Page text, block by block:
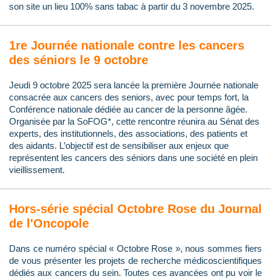
son site un lieu 100% sans tabac à partir du 3 novembre 2025.
1re Journée nationale contre les cancers
des séniors le 9 octobre
Jeudi 9 octobre 2025 sera lancée la première Journée nationale
consacrée aux cancers des seniors, avec pour temps fort, la
Conférence nationale dédiée au cancer de la personne âgée.
Organisée par la SoFOG*, cette rencontre réunira au Sénat des
experts, des institutionnels, des associations, des patients et
des aidants. L’objectif est de sensibiliser aux enjeux que
représentent les cancers des séniors dans une société en plein
vieillissement.
Hors-série spécial Octobre Rose du Journal
de l'Oncopole
Dans ce numéro spécial « Octobre Rose », nous sommes fiers
de vous présenter les projets de recherche médicoscientifiques
dédiés aux cancers du sein. Toutes ces avancées ont pu voir le